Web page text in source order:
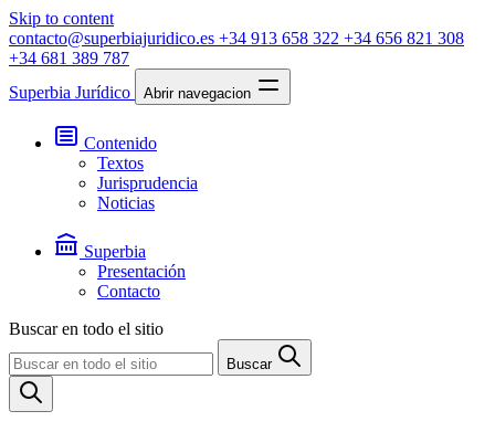
Skip to content
contacto@superbiajuridico.es +34 913 658 322 +34 656 821 308
+34 681 389 787
Superbia Jurídico
Abrir navegacion
Contenido
Textos
Jurisprudencia
Noticias
Superbia
Presentación
Contacto
Buscar en todo el sitio
Buscar